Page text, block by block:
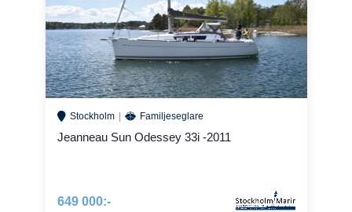
Stockholm Familjeseglare
Jeanneau Sun Odessey 33i -2011
649 000:-